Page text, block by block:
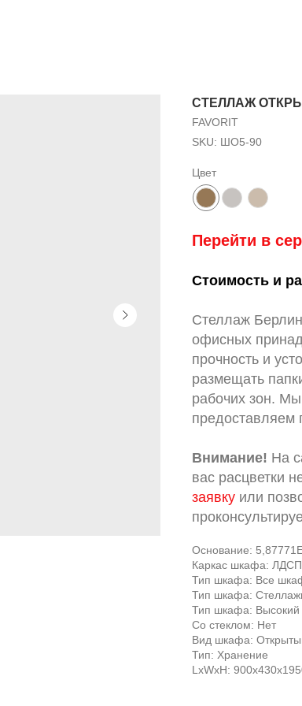
СТЕЛЛАЖ
FAVORIT
SKU: ШО5-90
Цвет
Перейти в
Стоимость и
Стеллаж
офисных
прочность и
размещать
рабочих зон.
предоставляем
Внимание! На
вас расцветки
заявку или
Основание:
Каркас шкафа: ЛДСП
Тип шкафа: Все
Тип шкафа:
Тип шкафа: Высокий
Со стеклом: Нет
Вид шкафа:
Тип: Хранение
LxWxH: